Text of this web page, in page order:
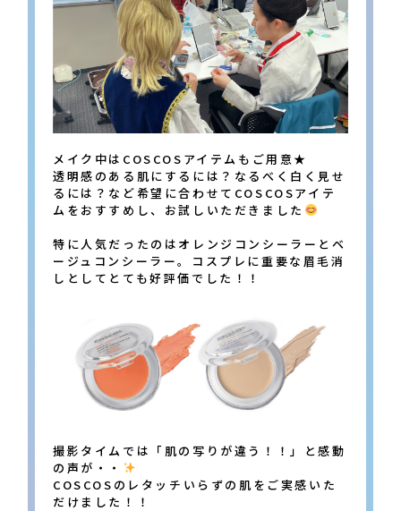
メイク中はCOSCOSアイテムもご用意★
透明感のある肌にするには？なるべく白く見せ
るには？など希望に合わせてCOSCOSアイテ
ムをおすすめし、お試しいただきました
特に人気だったのはオレンジコンシーラーとベ
ージュコンシーラー。コスプレに重要な眉毛消
しとしてとても好評価でした！！
撮影タイムでは「肌の写りが違う！！」と感動
の声が・・
COSCOSのレタッチいらずの肌をご実感いた
だけました！！